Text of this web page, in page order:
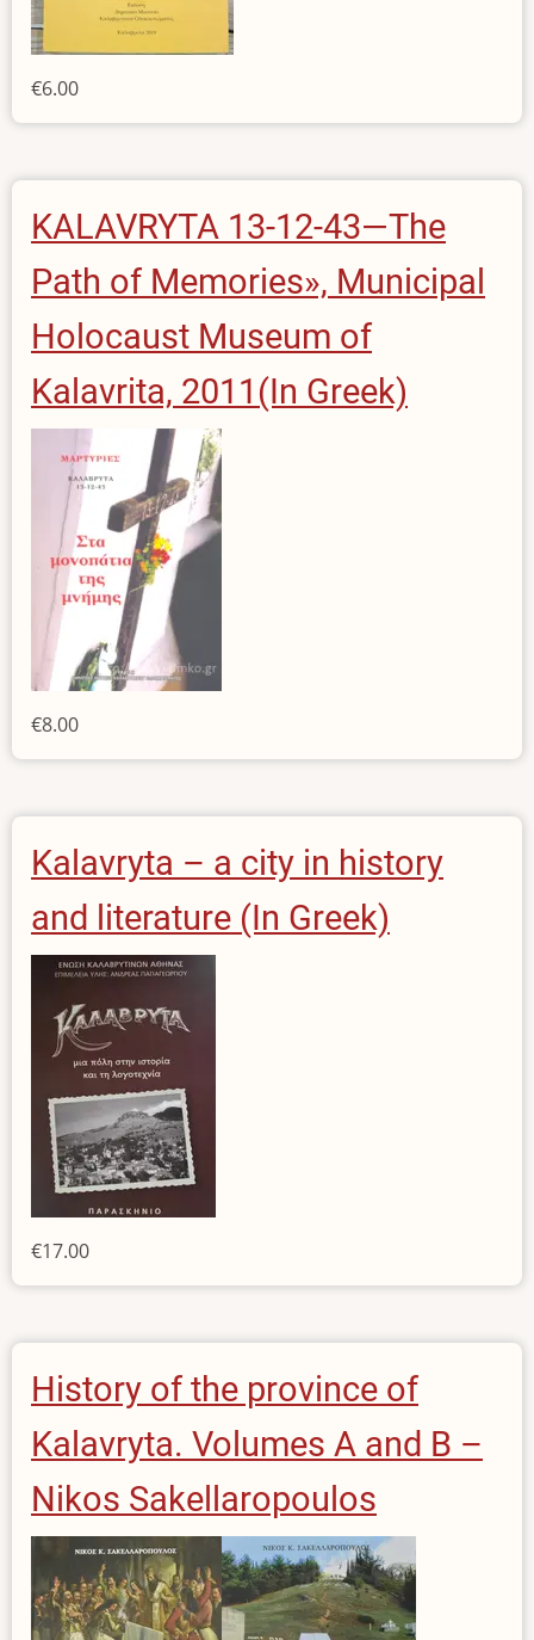
€6.00
KALAVRYTA 13-12-43—The
Path of Memories», Municipal
Holocaust Museum of
Kalavrita, 2011(In Greek)
€8.00
Kalavryta – a city in history
and literature (In Greek)
€17.00
History of the province of
Kalavryta. Volumes A and B –
Nikos Sakellaropoulos